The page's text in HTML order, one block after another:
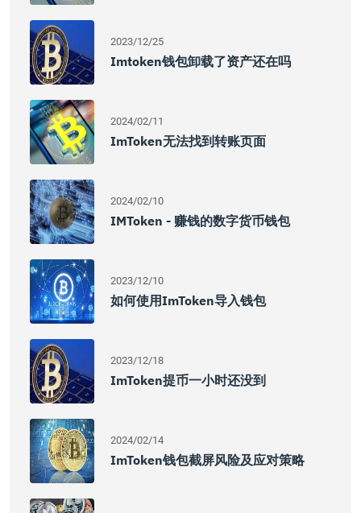
2023/12/25
Imtoken钱包卸载了资产还在吗
2024/02/11
ImToken无法找到转账页面
2024/02/10
IMToken - 赚钱的数字货币钱包
2023/12/10
如何使用imToken导入钱包
2023/12/18
ImToken提币一小时还没到
2024/02/14
ImToken钱包截屏风险及应对策略